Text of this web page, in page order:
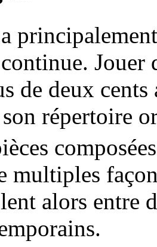
continue.
de deux cents
répertoire
multiples
alors entre